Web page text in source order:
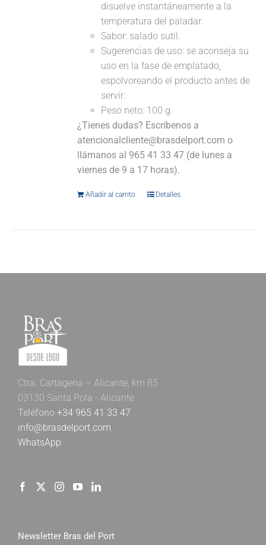
disuelve instantáneamente a la
temperatura del paladar.
Sabor: salado sutil.
Sugerencias de uso: se aconseja su
uso en la fase de emplatado,
espolvoreando el producto antes de
servir.
Peso neto: 100 g.
¿Tienes dudas? Escríbenos a
atencionalcliente@brasdelport.com o
llámanos al 965 41 33 47 (de lunes a
viernes de 9 a 17 horas).
Añadir al carrito Detalles
Ctra. Cartagena – Alicante, km 85
03130 Santa Pola - Alicante
Teléfono +34 965 41 33 47
info@brasdelport.com
WhatsApp
Newsletter Bras del Port